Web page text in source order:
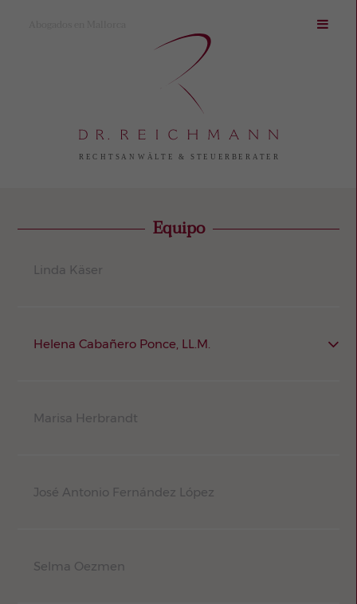
Equipo
Linda Käser
Helena Cabañero Ponce, LL.M.
Marisa Herbrandt
José Antonio Fernández López
Selma Oezmen